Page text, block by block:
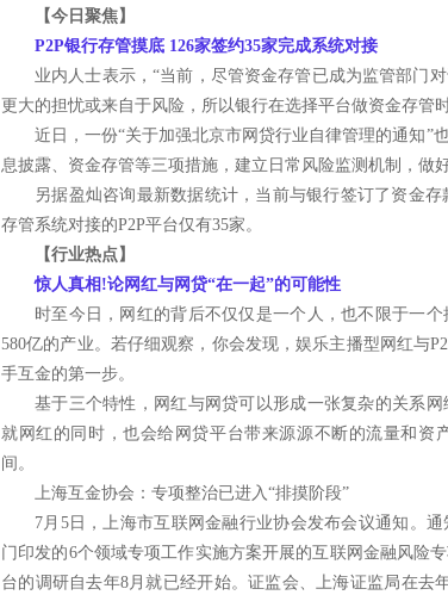
【今日聚焦】
P2P银行存管摸底 126家签约35家完成系统对接
业内人士表示，“当前，尽管资金存管已成为监管部门
更大的担忧或来自于风险，所以银行在选择平台做资金存管
近日，一份“关于加强北京市网贷行业自律管理的通知”
息披露、资金存管等三项措施，建立日常风险监测机制，做
另据盈灿咨询最新数据统计，当前与银行签订了资金存
存管系统对接的P2P平台仅有35家。
【行业热点】
惊人真相!论网红与网贷“在一起”的可能性
时至今日，网红的背后不仅仅是一个人，也不限于一
580亿的产业。若仔细观察，你会发现，娱乐主播型网红与
手互金的第一步。
基于三个特性，网红与网贷可以形成一张复杂的关系
就网红的同时，也会给网贷平台带来源源不断的流量和资
间。
上海互金协会：专项整治已进入“排摸阶段”
7月5日，上海市互联网金融行业协会发布会议通知。
门印发的6个领域专项工作实施方案开展的互联网金融风险
台的调研自去年8月就已经开始。证监会、上海证监局在去